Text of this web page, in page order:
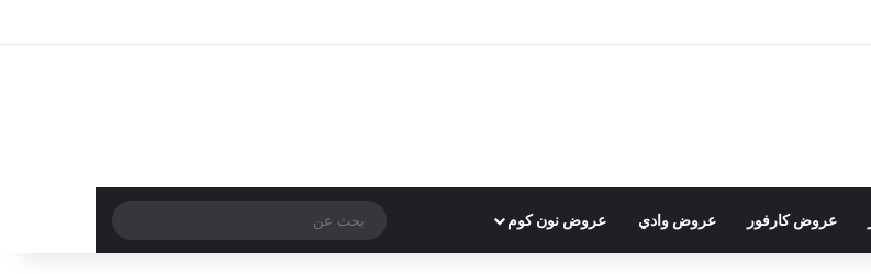
عروض كارفور عروض وادي عروض نون كوم
عن